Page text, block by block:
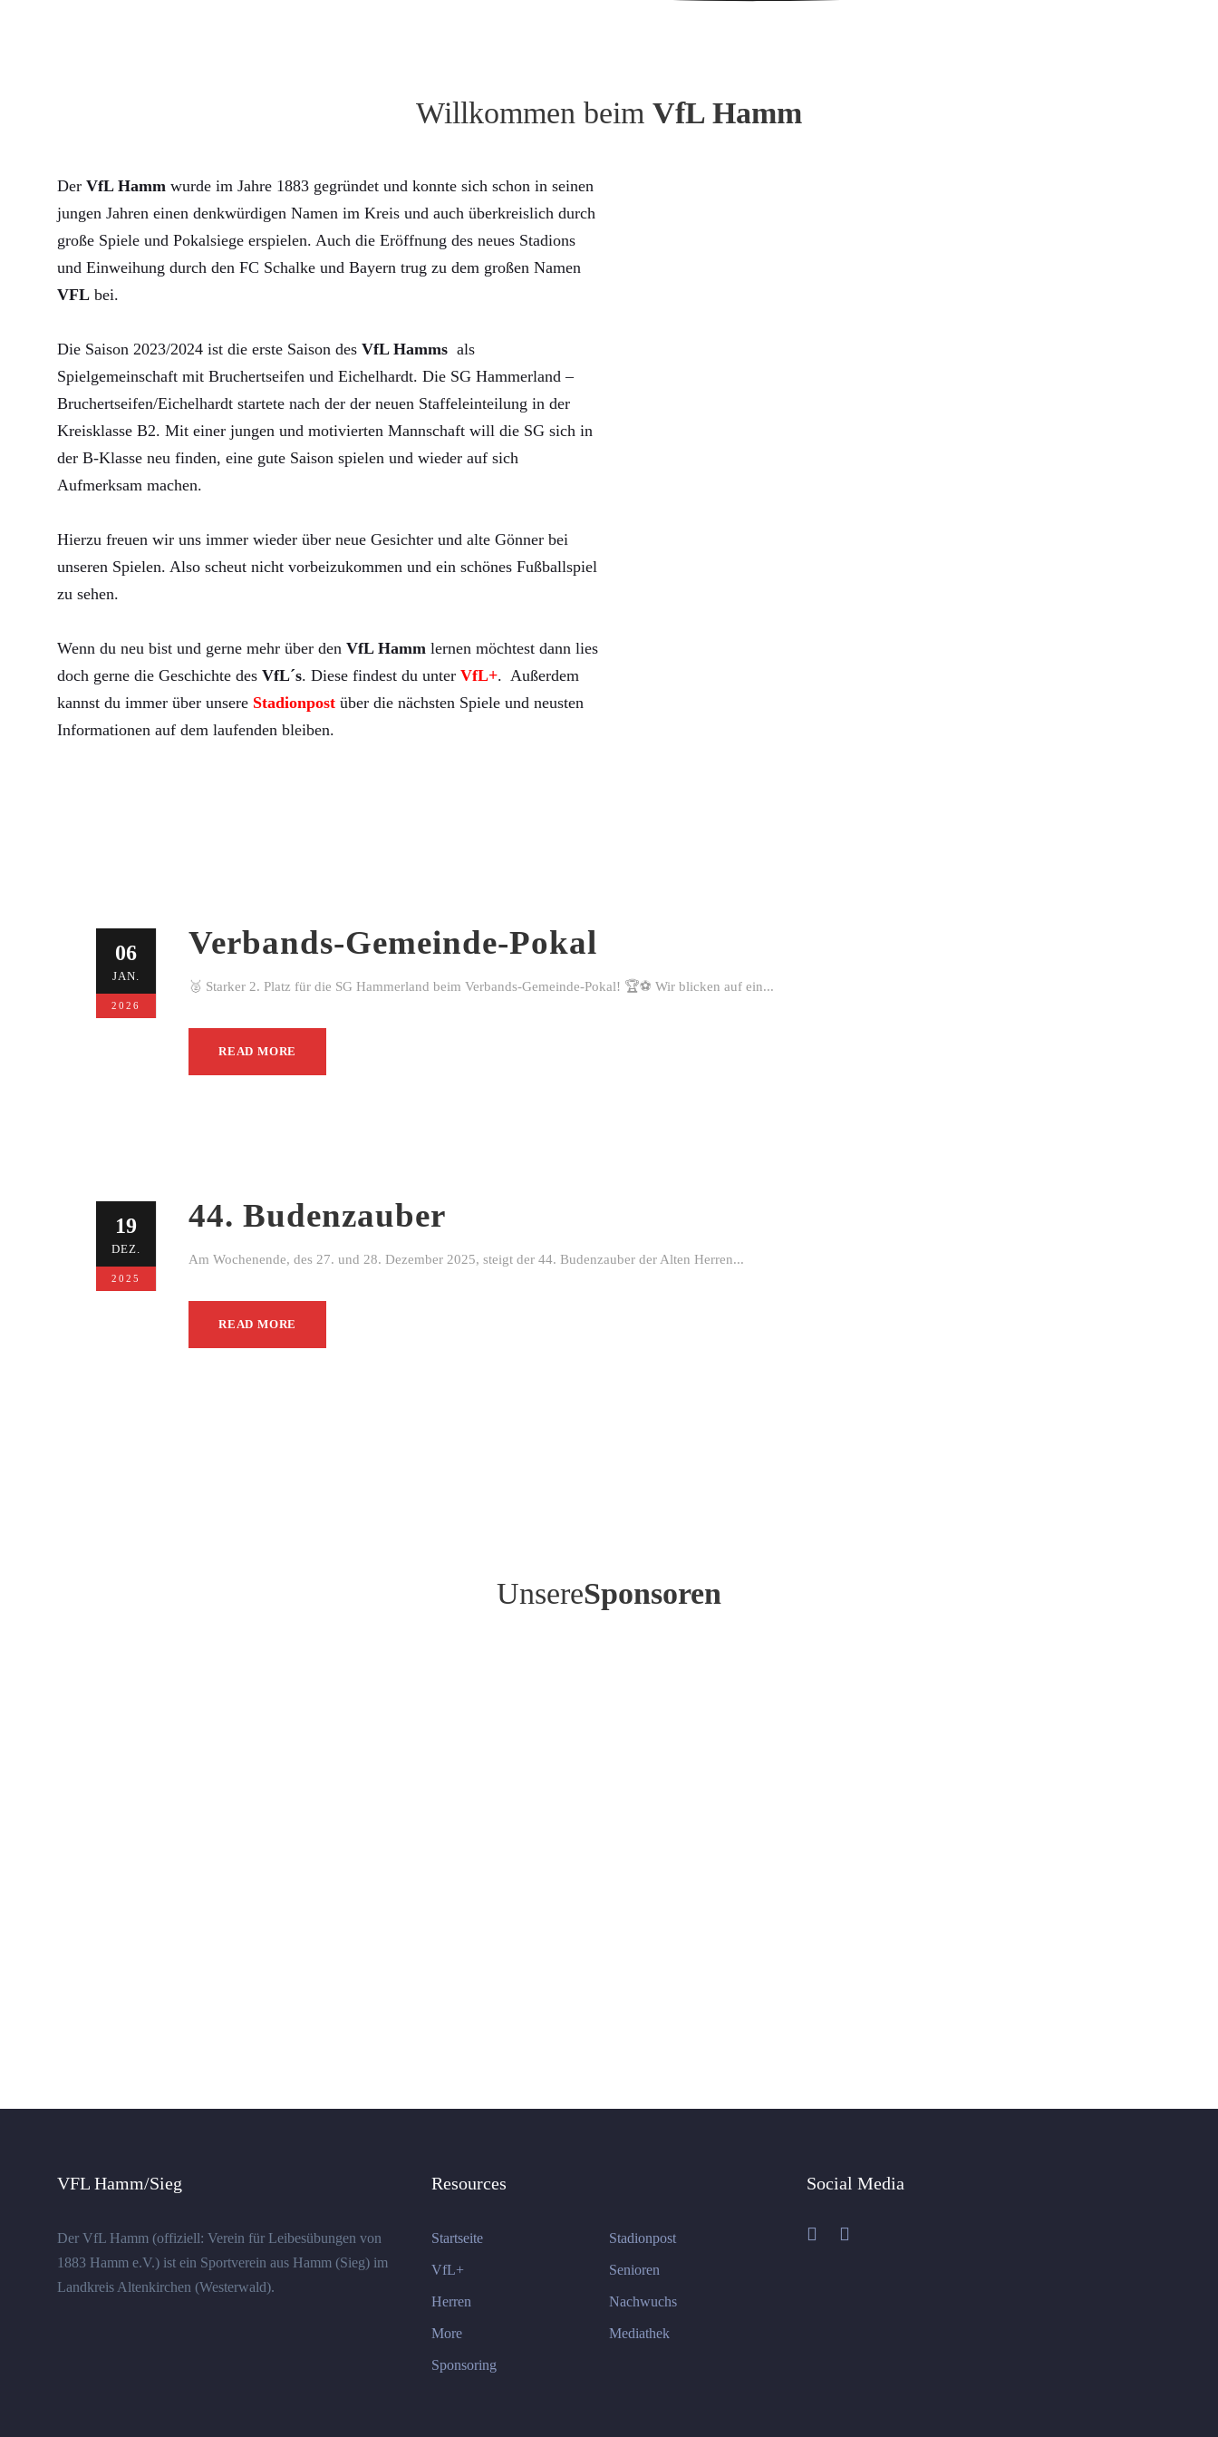
Willkommen beim VfL Hamm
Der VfL Hamm wurde im Jahre 1883 gegründet und konnte sich schon in seinen
jungen Jahren einen denkwürdigen Namen im Kreis und auch überkreislich durch
große Spiele und Pokalsiege erspielen. Auch die Eröffnung des neues Stadions
und Einweihung durch den FC Schalke und Bayern trug zu dem großen Namen
VFL bei.
Die Saison 2023/2024 ist die erste Saison des VfL Hamms als
Spielgemeinschaft mit Bruchertseifen und Eichelhardt. Die SG Hammerland –
Bruchertseifen/Eichelhardt startete nach der der neuen Staffeleinteilung in der
Kreisklasse B2. Mit einer jungen und motivierten Mannschaft will die SG sich in
der B-Klasse neu finden, eine gute Saison spielen und wieder auf sich
Aufmerksam machen.
Hierzu freuen wir uns immer wieder über neue Gesichter und alte Gönner bei
unseren Spielen. Also scheut nicht vorbeizukommen und ein schönes Fußballspiel
zu sehen.
Wenn du neu bist und gerne mehr über den VfL Hamm lernen möchtest dann lies
doch gerne die Geschichte des VfL´s. Diese findest du unter VfL+. Außerdem
kannst du immer über unsere Stadionpost über die nächsten Spiele und neusten
Informationen auf dem laufenden bleiben.
06
JAN.
2026
Verbands-Gemeinde-Pokal
🥈 Starker 2. Platz für die SG Hammerland beim Verbands-Gemeinde-Pokal! 🏆⚽ Wir blicken auf ein...
READ MORE
19
DEZ.
2025
44. Budenzauber
Am Wochenende, des 27. und 28. Dezember 2025, steigt der 44. Budenzauber der Alten Herren...
READ MORE
UnsereSponsoren
VFL Hamm/Sieg
Der VfL Hamm (offiziell: Verein für Leibesübungen von
1883 Hamm e.V.) ist ein Sportverein aus Hamm (Sieg) im
Landkreis Altenkirchen (Westerwald).
Resources
Startseite Stadionpost
VfL+ Senioren
Herren Nachwuchs
More Mediathek
Sponsoring
Social Media